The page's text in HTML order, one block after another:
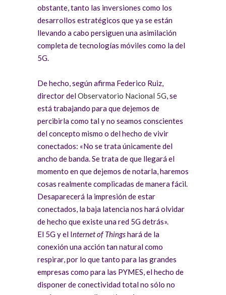
obstante, tanto las inversiones como los
desarrollos estratégicos que ya se están
llevando a cabo persiguen una asimilación
completa de tecnologías móviles como la del
5G.
De hecho, según afirma Federico Ruiz,
director delObservatorio Nacional 5G, se
está trabajando para que dejemos de
percibirla como tal y no seamos conscientes
del concepto mismo o del hecho de vivir
conectados: «No se trata únicamente del
ancho de banda. Se trata de que llegará el
momento en que dejemos de notarla, haremos
cosas realmente complicadas de manera fácil.
Desaparecerá la impresión de estar
conectados, la baja latencia nos hará olvidar
de hecho que existe una red 5G detrás».
El 5G y el Internet of Thingshará de la
conexión una acción tan natural como
respirar, por lo que tanto para las grandes
empresas como para las PYMES, el hecho de
disponer de conectividad total no sólo no